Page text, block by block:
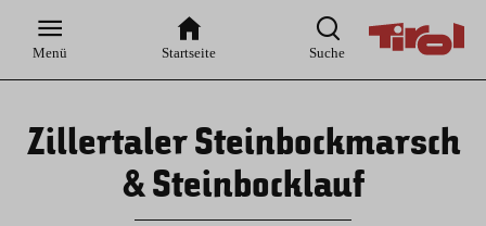
Hauptnavigation
Inhaltsbereich
Menü Startseite Suche
Zillertaler Steinbockmarsch
& Steinbocklauf